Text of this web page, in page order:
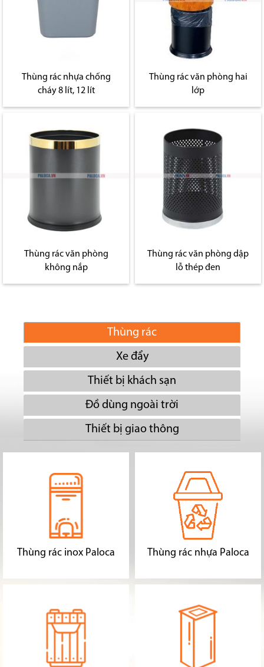
Thùng rác nhựa chống
cháy 8 lít, 12 lít
Thùng rác văn phòng hai
lớp
Thùng rác văn phòng
không nắp
Thùng rác văn phòng dập
lỗ thép đen
Thùng rác
Xe đẩy
Thiết bị khách sạn
Đồ dùng ngoài trời
Thiết bị giao thông
Thùng rác inox Paloca Thùng rác nhựa Paloca